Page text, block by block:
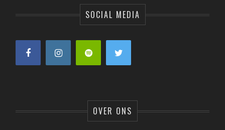
SOCIAL MEDIA
OVER ONS